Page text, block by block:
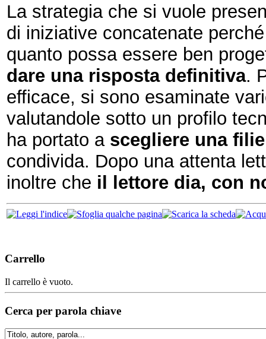
La strategia che si vuole
di iniziative concatenate
quanto possa essere ben
dare una risposta definitiva.
efficace, si sono esaminate
valutandole sotto un profilo
ha portato a scegliere una
condivida. Dopo una attenta
inoltre che il lettore dia, con
Carrello
Il carrello è vuoto.
Cerca per parola chiave